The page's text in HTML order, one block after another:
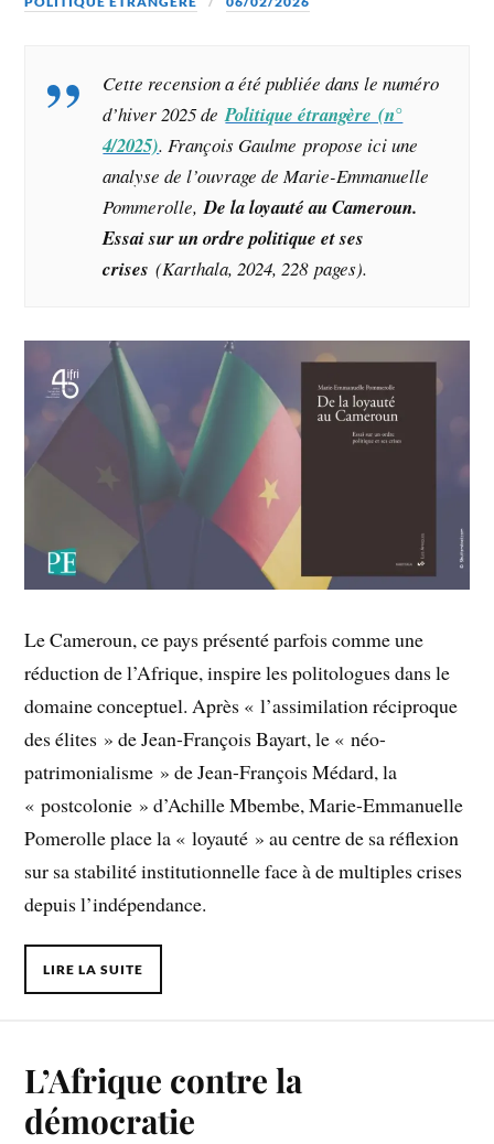
Cette recension a été publiée dans le numéro
d’hiver 2025 dePolitique étrangère (n°
4/2025). François Gaulme propose ici une
analyse de l’ouvrage de Marie-Emmanuelle
Pommerolle, De la loyauté au Cameroun.
Essai sur un ordre politique et ses
crises (Karthala, 2024, 228 pages).
Le Cameroun, ce pays présenté parfois comme une
réduction de l’Afrique, inspire les politologues dans le
domaine conceptuel. Après « l’assimilation réciproque
des élites » de Jean-François Bayart, le « néo-
patrimonialisme » de Jean-François Médard, la
« postcolonie » d’Achille Mbembe, Marie-Emmanuelle
Pomerolle place la « loyauté » au centre de sa réflexion
sur sa stabilité institutionnelle face à de multiples crises
depuis l’indépendance.
LIRE LA SUITE
L’Afrique contre la
démocratie